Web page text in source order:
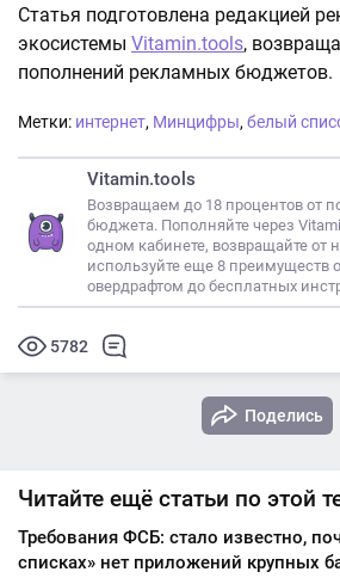
Статья подготовлена редакцией
экосистемы Vitamin.tools,
пополнений рекламных бюджетов.
Метки: интернет, Минцифры, белый
Vitamin.tools
Возвращаем до 18 процентов от
бюджета. Пополняйте через
одном кабинете, возвращайте от
используйте еще 8 преимуществ
овердрафтом до бесплатных
5782
Поделись
Читайте ещё статьи по этой
Требования ФСБ: стало известно,
списках» нет приложений крупных